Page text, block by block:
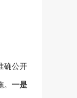
确公开
。一是